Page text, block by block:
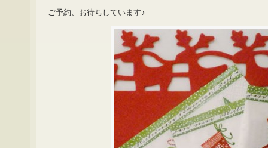
ご予約、お待ちしています♪